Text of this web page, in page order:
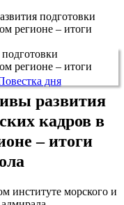
подготовки
регионе – итоги
дня
развития
кадров в
– итоги
институте морского и